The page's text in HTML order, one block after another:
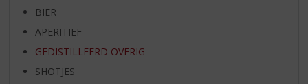
BIER
APERITIEF
GEDISTILLEERD OVERIG
SHOTJES